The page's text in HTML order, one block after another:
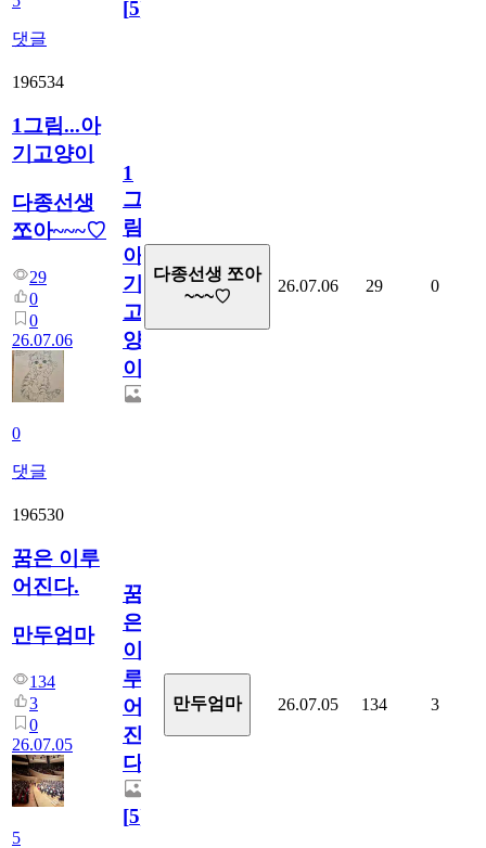
댓글
[5]
196534
1그림...아
기고양이
다종선생
쪼아~~~♡
29
0
0
26.07.06
0
댓글
1
그
림...
아
기
고
양
이
다종선생 쪼아
~~~♡
26.07.06 29 0
196530
꿈은 이루
어진다.
만두엄마
134
3
0
26.07.05
5
꿈
은
이
루
어
진
다.
[5]
만두엄마 26.07.05 134 3